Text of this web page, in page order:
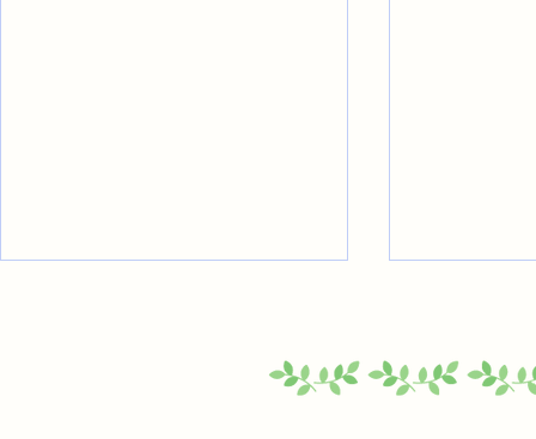
2026年7月30日（木）、東京理科
創域理工学